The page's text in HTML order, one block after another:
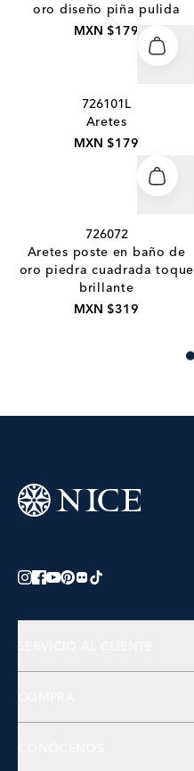
oro diseño piña pulida
MXN $179
726101L
Aretes
MXN $179
726072
Aretes poste en baño de
oro piedra cuadrada toque
brillante
MXN $319